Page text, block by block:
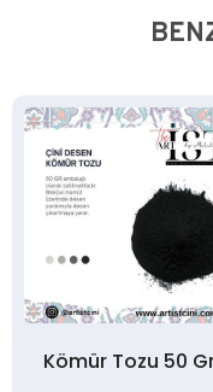
Kömür Tozu 50